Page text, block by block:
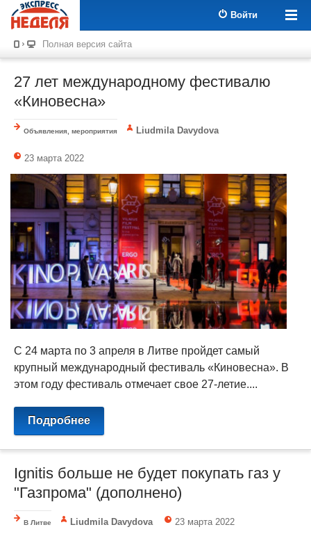
Войти
Полная версия сайта
27 лет международному фестивалю
«Киновесна»
Объявления, мероприятия Liudmila Davydova
23 марта 2022
С 24 марта по 3 апреля в Литве пройдет самый
крупный международный фестиваль «Киновесна». В
этом году фестиваль отмечает свое 27-летие....
Подробнее
Ignitis больше не будет покупать газ у
"Газпрома" (дополнено)
В Литве Liudmila Davydova 23 марта 2022